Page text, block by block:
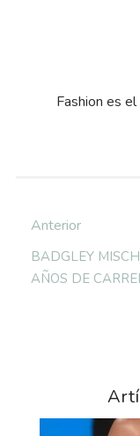
Fashion es
Anterior
BADGLEY
AÑOS DE